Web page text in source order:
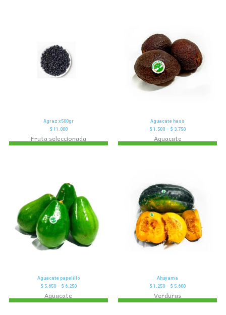
Agraz x500gr
$11.000
Fruta seleccionada
Aguacate hass
$ 1.500 – $ 3.750
Aguacate
Aguacate papelillo
$5.650– $6.250
Aguacate
Ahuyama
$ 1.250 – $ 5.600
Verduras